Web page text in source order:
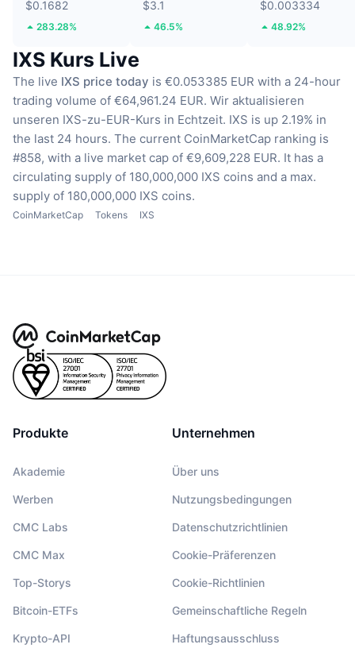
$0.1682
283.28%
$3.1
46.5%
$0.003334
48.92%
IXS Kurs Live
The live IXS price today is €0.053385 EUR with a 24-hour
trading volume of €64,961.24 EUR. Wir aktualisieren
unseren IXS-zu-EUR-Kurs in Echtzeit. IXS is up 2.19% in
the last 24 hours. The current CoinMarketCap ranking is
#858, with a live market cap of €9,609,228 EUR. It has a
circulating supply of 180,000,000 IXS coins and a max.
supply of 180,000,000 IXS coins.
CoinMarketCap Tokens IXS
Produkte
Akademie
Werben
CMC Labs
CMC Max
Top-Storys
Bitcoin-ETFs
Krypto-API
Unternehmen
Über uns
Nutzungsbedingungen
Datenschutzrichtlinien
Cookie-Präferenzen
Cookie-Richtlinien
Gemeinschaftliche Regeln
Haftungsausschluss